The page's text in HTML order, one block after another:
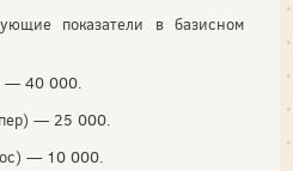
показатели в базисном
— 40 000.
— 25 000.
— 10 000.